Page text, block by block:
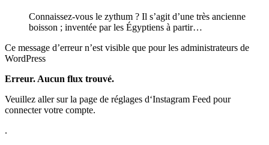
Connaissez-vous le zythum ? Il s’agit d’une très ancienne
boisson ; inventée par les Égyptiens à partir…
Ce message d’erreur n’est visible que pour les administrateurs de
WordPress
Erreur. Aucun flux trouvé.
Veuillez aller sur la page de réglages d‘Instagram Feed pour
connecter votre compte.
.